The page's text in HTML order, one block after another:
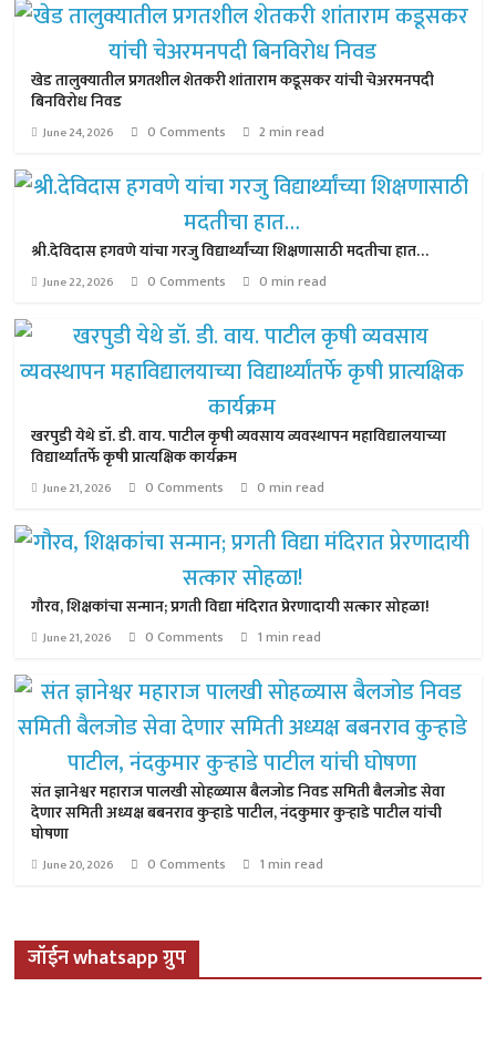
खेड तालुक्यातील प्रगतशील शेतकरी शांताराम कडूसकर यांची चेअरमनपदी
बिनविरोध निवड
June 24, 2026 0 Comments 2 min read
श्री.देविदास हगवणे यांचा गरजु विद्यार्थ्यांच्या शिक्षणासाठी मदतीचा हात…
June 22, 2026 0 Comments 0 min read
खरपुडी येथे डॉ. डी. वाय. पाटील कृषी व्यवसाय व्यवस्थापन महाविद्यालयाच्या
विद्यार्थ्यांतर्फे कृषी प्रात्यक्षिक कार्यक्रम
June 21, 2026 0 Comments 0 min read
गौरव, शिक्षकांचा सन्मान; प्रगती विद्या मंदिरात प्रेरणादायी सत्कार सोहळा!
June 21, 2026 0 Comments 1 min read
संत ज्ञानेश्वर महाराज पालखी सोहळ्यास बैलजोड निवड समिती बैलजोड सेवा
देणार समिती अध्यक्ष बबनराव कुऱ्हाडे पाटील, नंदकुमार कुऱ्हाडे पाटील यांची
घोषणा
June 20, 2026 0 Comments 1 min read
जॉईन whatsapp ग्रुप